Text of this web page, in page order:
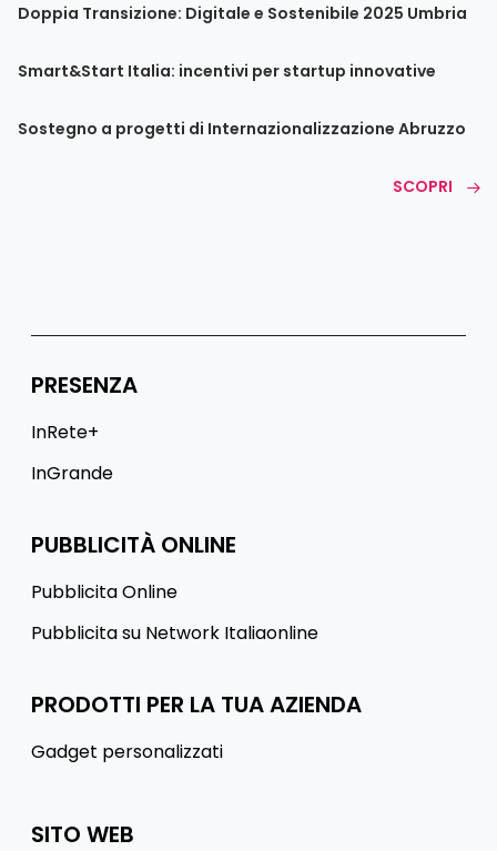
Doppia Transizione: Digitale e Sostenibile 2025 Umbria
Smart&Start Italia: incentivi per startup innovative
Sostegno a progetti di Internazionalizzazione Abruzzo
SCOPRI
PRESENZA
InRete+
InGrande
PUBBLICITÀ ONLINE
Pubblicita Online
Pubblicita su Network Italiaonline
PRODOTTI PER LA TUA AZIENDA
Gadget personalizzati
SITO WEB